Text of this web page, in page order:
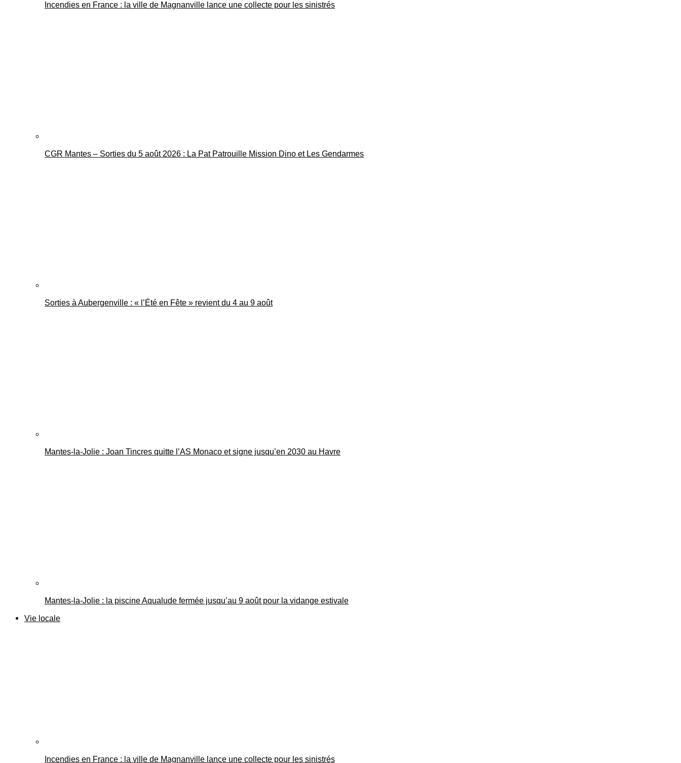
Incendies en France : la ville de Magnanville lance une collecte pour les sinistrés
CGR Mantes – Sorties du 5 août 2026 : La Pat Patrouille Mission Dino et Les Gendarmes
Sorties à Aubergenville : « l’Été en Fête » revient du 4 au 9 août
Mantes-la-Jolie : Joan Tincres quitte l’AS Monaco et signe jusqu’en 2030 au Havre
Mantes-la-Jolie : la piscine Aqualude fermée jusqu’au 9 août pour la vidange estivale
Vie locale
Incendies en France : la ville de Magnanville lance une collecte pour les sinistrés